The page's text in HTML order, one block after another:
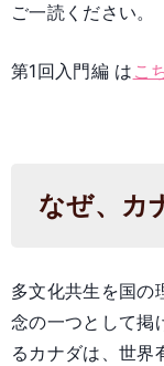
ご一読ください。
第1回入門編 は こ
なぜ、カ
多文化共生を国の
念の一つとして掲
るカナダは、世界